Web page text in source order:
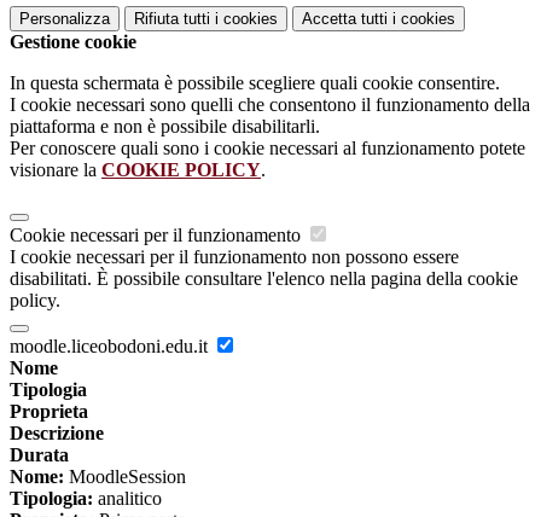
Personalizza Rifiuta tutti i cookies Accetta tutti i cookies
Gestione cookie
In questa schermata è possibile scegliere quali cookie consentire.
I cookie necessari sono quelli che consentono il funzionamento della
piattaforma e non è possibile disabilitarli.
Per conoscere quali sono i cookie necessari al funzionamento potete
visionare la COOKIE POLICY.
Cookie necessari per il funzionamento
I cookie necessari per il funzionamento non possono essere
disabilitati. È possibile consultare l'elenco nella pagina della cookie
policy.
moodle.liceobodoni.edu.it
Nome
Tipologia
Proprieta
Descrizione
Durata
Nome: MoodleSession
Tipologia: analitico